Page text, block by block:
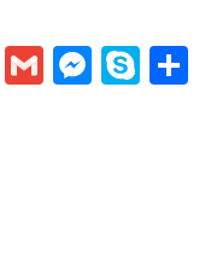
WhatsApp
Gmail